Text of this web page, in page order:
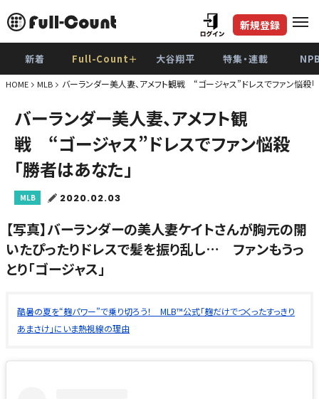
新規登録
新着 Full-Count＋ 大谷翔平 特集・連載
HOME MLB バーランダー美人妻、アメフト観戦 “ゴージャス”ドレスでファン悩殺「
バーランダー美人妻、アメフト観
戦 “ゴージャス”ドレスでファン悩殺
「勝者はあなた」
MLB 2020.02.03
【写真】バーランダーの美人妻ケイトさんが胸元の開
いたぴったりドレスで髪を振り乱し… ファンもうっ
とり「ゴージャス」
酷暑の夏を“麹パワー”で乗り切ろう！ MLB™公式「麹だけでつくったすっきり
あまさけ」にいま熱視線の理由